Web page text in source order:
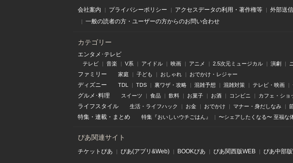
会社案内 プライバシーポリシー アクセスデータの利用・著作権等 外部送
一般の読者の方・ユーザーの方からのお問い合わせ
カテゴリー
エンタメ･テレビ
テレビ 音楽 V系 アイドル 映画 アニメ 2.5次元ミュージカル 演劇
ファミリー 家庭 子ども おしゃれ おでかけ・レジャー
ディズニー TDL TDS 裏ワザ・攻略 混雑予想 混雑対策 テレビ・映画
グルメ･料理 スイーツ 食品 飲料 お菓子 お酒 コンビニ カフェ・ショ
ライフスタイル 生活・ライフハック お金 おでかけ マナー・身だしなみ
特集 ・ 連載 ・ まとめ 特集『おいしいウチごはん』 〜シェアしたくなる〜 至福な
ぴあ関連サイト
チケットぴあ ぴあ(アプリ&Web) BOOKぴあ ぴあ関⻄版WEB ぴあ中部